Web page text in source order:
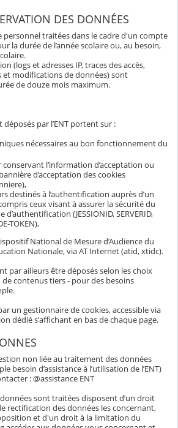
DES DONNÉES
personnel traitées dans le cadre d'un compte
la durée de l’année scolaire ou, au besoin,
(logs et adresses IP, traces des accès,
modifications de données) sont
de douze mois maximum.
par l’ENT portent sur :
nécessaires au bon fonctionnement du
l’information d’acceptation ou
d’acceptation des cookies
destinés à l’authentification auprès d’un
ceux visant à assurer la sécurité du
d’authentification (JESSIONID, SERVERID,
TOKEN),
National de Mesure d’Audience du
Nationale, via AT Internet (atid, xtidc).
par ailleurs être déposés selon les choix
contenus tiers - pour des besoins
un gestionnaire de cookies, accessible via
dédié s'affichant en bas de chaque page.
non liée au traitement des données
besoin d’assistance à l’utilisation de l’ENT)
: @assistance ENT
sont traitées disposent d’un droit
rectification des données les concernant,
et d'un droit à la limitation du